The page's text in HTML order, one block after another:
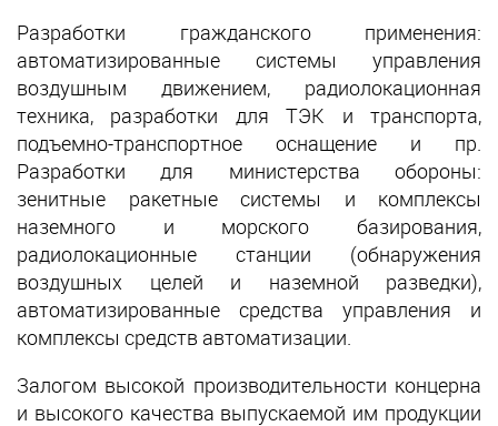
Разработки гражданского применения:
автоматизированные системы управления
воздушным движением, радиолокационная
техника, разработки для ТЭК и транспорта,
подъемно-транспортное оснащение и пр.
Разработки для министерства обороны:
зенитные ракетные системы и комплексы
наземного и морского базирования,
радиолокационные станции (обнаружения
воздушных целей и наземной разведки),
автоматизированные средства управления и
комплексы средств автоматизации.
Залогом высокой производительности концерна
и высокого качества выпускаемой им продукции